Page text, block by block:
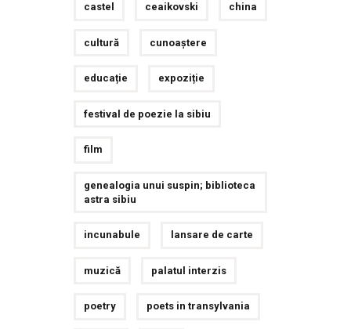
castel ceaikovski china
cultură cunoaștere
educație expoziție
festival de poezie la sibiu
film
genealogia unui suspin; biblioteca
astra sibiu
incunabule lansare de carte
muzică palatul interzis
poetry poets in transylvania